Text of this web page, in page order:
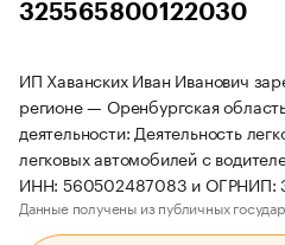
325565800122030
ИП Хаванских Иван Иванович
регионе — Оренбургская
деятельности: Деятельность
легковых автомобилей с
ИНН: 560502487083 и ОГРНИП:
Данные получены из публичных